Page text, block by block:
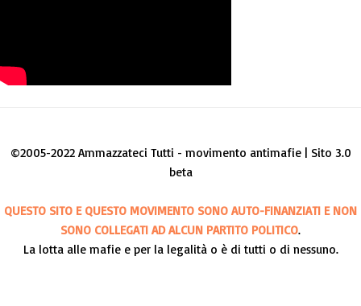
©2005-2022 Ammazzateci Tutti - movimento antimafie | Sito 3.0
beta
QUESTO SITO E QUESTO MOVIMENTO SONO AUTO-FINANZIATI E NON
SONO COLLEGATI AD ALCUN PARTITO POLITICO.
La lotta alle mafie e per la legalità o è di tutti o di nessuno.